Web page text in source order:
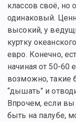
классов своё,
одинаковый.
высокий, у
куртку
евро. Конечно,
начиная от 50-60
возможно, такие
“дышать” и
Впрочем, если
быть на палубе,